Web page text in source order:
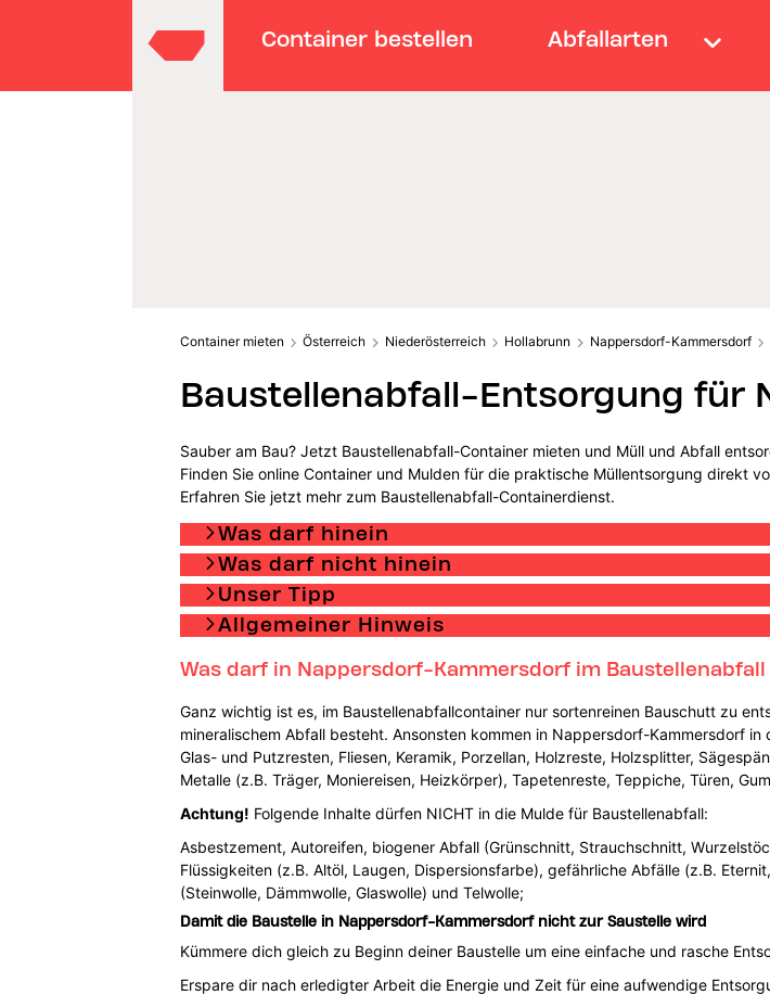
Container bestellen Abfallarten
Container mieten Österreich Niederösterreich Hollabrunn Nappersdorf-Kammersdorf
Baustellenabfall-Entsorgung für
Sauber am Bau? Jetzt Baustellenabfall-Container mieten und Müll und Abfall
Finden Sie online Container und Mulden für die praktische Müllentsorgung direkt
Erfahren Sie jetzt mehr zum Baustellenabfall-Containerdienst.
Was darf hinein
Was darf nicht hinein
Unser Tipp
Allgemeiner Hinweis
Was darf in Nappersdorf-Kammersdorf im
Ganz wichtig ist es, im Baustellenabfallcontainer nur sortenreinen Bauschutt zu
mineralischem Abfall besteht. Ansonsten kommen in Nappersdorf-Kammersdorf
Glas- und Putzresten, Fliesen, Keramik, Porzellan, Holzreste, Holzsplitter,
Metalle (z.B. Träger, Moniereisen, Heizkörper), Tapetenreste, Teppiche, Türen,
Achtung! Folgende Inhalte dürfen NICHT in die Mulde für Baustellenabfall:
Asbestzement, Autoreifen, biogener Abfall (Grünschnitt, Strauchschnitt,
Flüssigkeiten (z.B. Altöl, Laugen, Dispersionsfarbe), gefährliche Abfälle (z.B.
(Steinwolle, Dämmwolle, Glaswolle) und Telwolle;
Damit die Baustelle in Nappersdorf-Kammersdorf nicht zur Saustelle wird
Kümmere dich gleich zu Beginn deiner Baustelle um eine einfache und rasche
Erspare dir nach erledigter Arbeit die Energie und Zeit für eine aufwendige